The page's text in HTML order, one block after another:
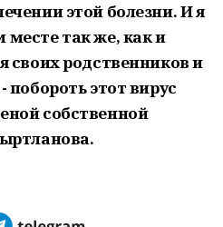
этой болезни. И я
месте так же, как и
своих родственников и
побороть этот вирус
собственной